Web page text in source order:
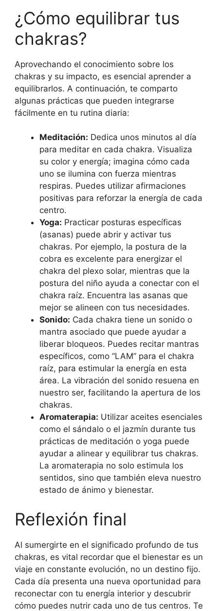
¿Cómo equilibrar tus
chakras?
Aprovechando el conocimiento sobre los
chakras y su impacto, es esencial aprender a
equilibrarlos. A continuación, te comparto
algunas prácticas que pueden integrarse
fácilmente en tu rutina diaria:
Meditación: Dedica unos minutos al día
para meditar en cada chakra. Visualiza
su color y energía; imagina cómo cada
uno se ilumina con fuerza mientras
respiras. Puedes utilizar afirmaciones
positivas para reforzar la energía de cada
centro.
Yoga: Practicar posturas específicas
(asanas) puede abrir y activar tus
chakras. Por ejemplo, la postura de la
cobra es excelente para energizar el
chakra del plexo solar, mientras que la
postura del niño ayuda a conectar con el
chakra raíz. Encuentra las asanas que
mejor se alineen con tus necesidades.
Sonido: Cada chakra tiene un sonido o
mantra asociado que puede ayudar a
liberar bloqueos. Puedes recitar mantras
específicos, como “LAM” para el chakra
raíz, para estimular la energía en esta
área. La vibración del sonido resuena en
nuestro ser, facilitando la apertura de los
chakras.
Aromaterapia: Utilizar aceites esenciales
como el sándalo o el jazmín durante tus
prácticas de meditación o yoga puede
ayudar a alinear y equilibrar tus chakras.
La aromaterapia no solo estimula los
sentidos, sino que también eleva nuestro
estado de ánimo y bienestar.
Reflexión final
Al sumergirte en el significado profundo de tus
chakras, es vital recordar que el bienestar es un
viaje en constante evolución, no un destino fijo.
Cada día presenta una nueva oportunidad para
reconectar con tu energía interior y descubrir
cómo puedes nutrir cada uno de tus centros. Te